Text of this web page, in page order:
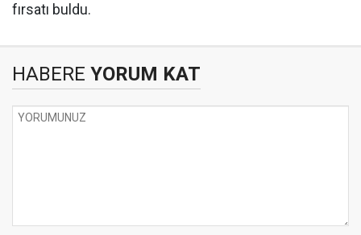
fırsatı buldu.
HABERE YORUM KAT